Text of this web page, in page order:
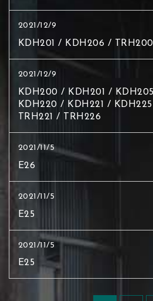
2021/12/9
KDH201 / KDH206 / TRH200
2021/12/9
KDH200 / KDH201 /
KDH220 / KDH221 /
TRH221 / TRH226
2021/11/5
E26
2021/11/5
E25
2021/11/5
E25